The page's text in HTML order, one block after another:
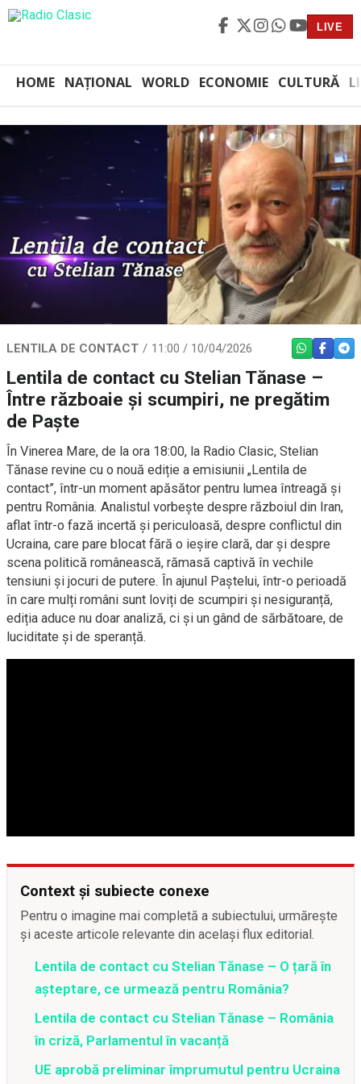
LIVE
HOME NAȚIONAL WORLD ECONOMIE CULTURĂ
LENTILA DE CONTACT 11:00 / 10/04/2026 WHATSAPP
Lentila de contact cu Stelian Tănase –
Între războaie și scumpiri, ne pregătim
de Paște
În Vinerea Mare, de la ora 18:00, la Radio Clasic, Stelian
Tănase revine cu o nouă ediție a emisiunii „Lentila de
contact”, într-un moment apăsător pentru lumea întreagă și
pentru România. Analistul vorbește despre războiul din Iran,
aflat într-o fază incertă și periculoasă, despre conflictul din
Ucraina, care pare blocat fără o ieșire clară, dar și despre
scena politică românească, rămasă captivă în vechile
tensiuni și jocuri de putere. În ajunul Paștelui, într-o perioadă
în care mulți români sunt loviți de scumpiri și nesiguranță,
ediția aduce nu doar analiză, ci și un gând de sărbătoare, de
luciditate și de speranță.
Context și subiecte conexe
Pentru o imagine mai completă a subiectului, urmărește
și aceste articole relevante din același flux editorial.
Lentila de contact cu Stelian Tănase – O țară în
așteptare, ce urmează pentru România?
Lentila de contact cu Stelian Tănase – România
în criză, Parlamentul în vacanță
UE aprobă preliminar împrumutul pentru Ucraina